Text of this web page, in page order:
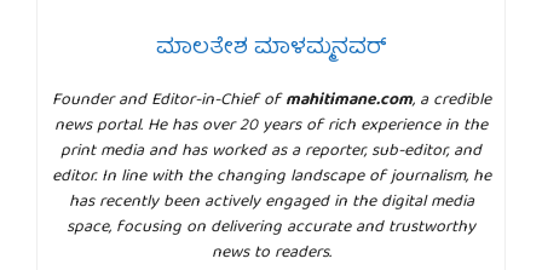
ಮಾಲತೇಶ ಮಾಳಮ್ಮನವರ್
Founder and Editor-in-Chief ofmahitimane.com, a credible
news portal. He has over 20 years of rich experience in the
print media and has worked as a reporter, sub-editor, and
editor. In line with the changing landscape of journalism, he
has recently been actively engaged in the digital media
space, focusing on delivering accurate and trustworthy
news to readers.